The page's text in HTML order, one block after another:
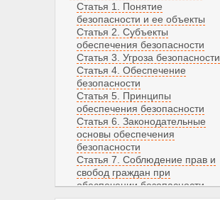
Статья 1. Понятие
безопасности и ее объекты
Статья 2. Субъекты
обеспечения безопасности
Статья 3. Угроза безопасности
Статья 4. Обеспечение
безопасности
Статья 5. Принципы
обеспечения безопасности
Статья 6. Законодательные
основы обеспечения
безопасности
Статья 7. Соблюдение прав и
свобод граждан при
обеспечении безопасности